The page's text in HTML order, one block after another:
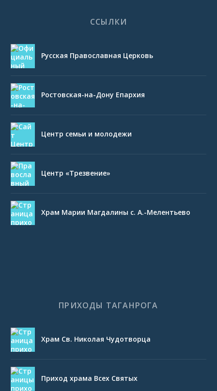
ССЫЛКИ
Русская Православная Церковь
Ростовская-на-Дону Епархия
Центр семьи и молодежи
Центр «Трезвение»
Храм Марии Магдалины с. А.-Мелентьево
ПРИХОДЫ ТАГАНРОГА
Храм Св. Николая Чудотворца
Приход храма Всех Святых